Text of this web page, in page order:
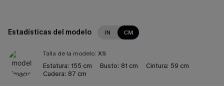
Estadísticas del modelo IN CM
Talla de la modelo: XS
Estatura: 155 cm Busto: 81 cm Cintura: 59 cm
Cadera: 87 cm